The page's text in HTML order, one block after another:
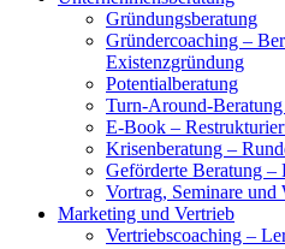
Gründungsberatung
Gründercoaching –
Existenzgründung
Potentialberatung
Turn-Around-
E-Book –
Krisenberatung –
Geförderte Beratung –
Vortrag, Seminare und
Marketing und Vertrieb
Vertriebscoaching –